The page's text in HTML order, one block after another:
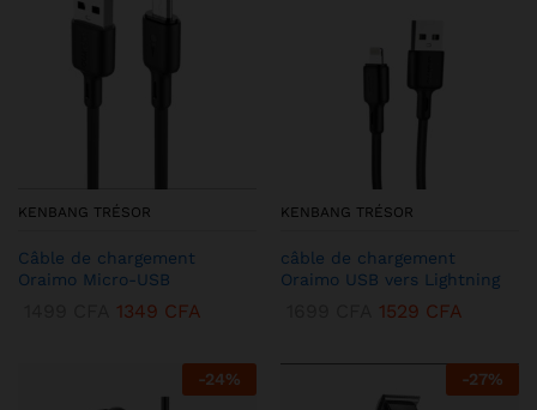
KENBANG TRÉSOR
Câble de chargement
Oraimo Micro-USB
1349 CFA
KENBANG TRÉSOR
câble de chargement
Oraimo USB vers Lightning
1529 CFA
-24% -27%